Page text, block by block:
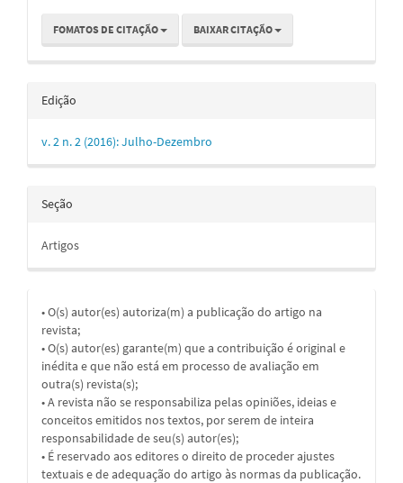
FOMATOS DE CITAÇÃO BAIXAR CITAÇÃO
Edição
v. 2 n. 2 (2016): Julho-Dezembro
Seção
Artigos
• O(s) autor(es) autoriza(m) a publicação do artigo na
revista;
• O(s) autor(es) garante(m) que a contribuição é original e
inédita e que não está em processo de avaliação em
outra(s) revista(s);
• A revista não se responsabiliza pelas opiniões, ideias e
conceitos emitidos nos textos, por serem de inteira
responsabilidade de seu(s) autor(es);
• É reservado aos editores o direito de proceder ajustes
textuais e de adequação do artigo às normas da publicação.